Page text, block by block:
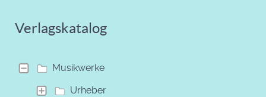
Verlagskatalog
Musikwerke
Urheber